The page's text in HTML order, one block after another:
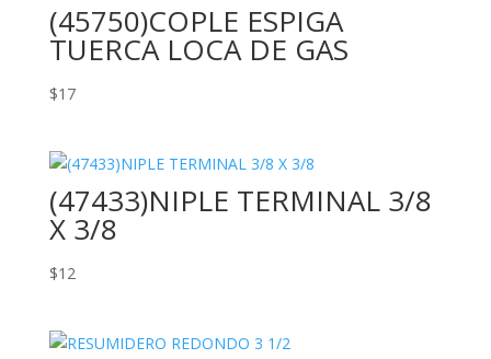
(45750)COPLE ESPIGA
TUERCA LOCA DE GAS
$17
(47433)NIPLE TERMINAL 3/8
X 3/8
$12